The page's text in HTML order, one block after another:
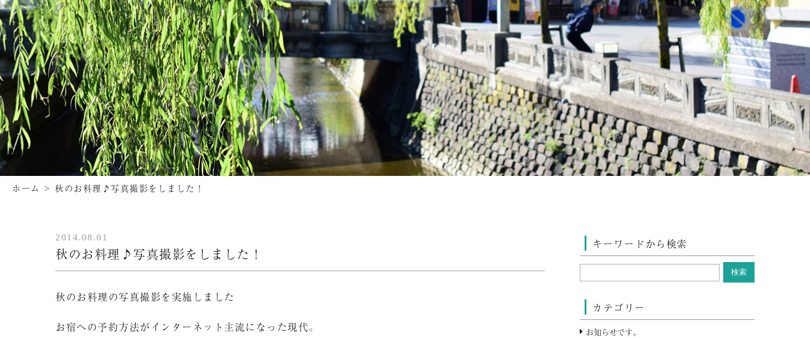
ホーム > 秋のお料理♪写真撮影をしました！
2014.08.01
秋のお料理♪写真撮影をしました！
秋のお料理の写真撮影を実施しました
お宿への予約方法がインターネット主流になった現代。
キーワードから検索
カテゴリー
お知らせです。